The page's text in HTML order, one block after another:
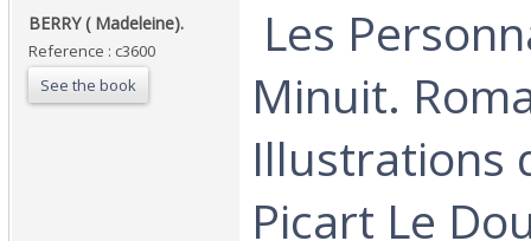
‎BERRY ( Madeleine).‎
Reference : c3600
See the book
Les
Minuit.
Illustrations
Picart Le